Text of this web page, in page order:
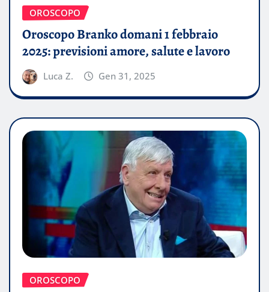
OROSCOPO
Oroscopo Branko domani 1 febbraio
2025: previsioni amore, salute e lavoro
Luca Z. Gen 31, 2025
OROSCOPO